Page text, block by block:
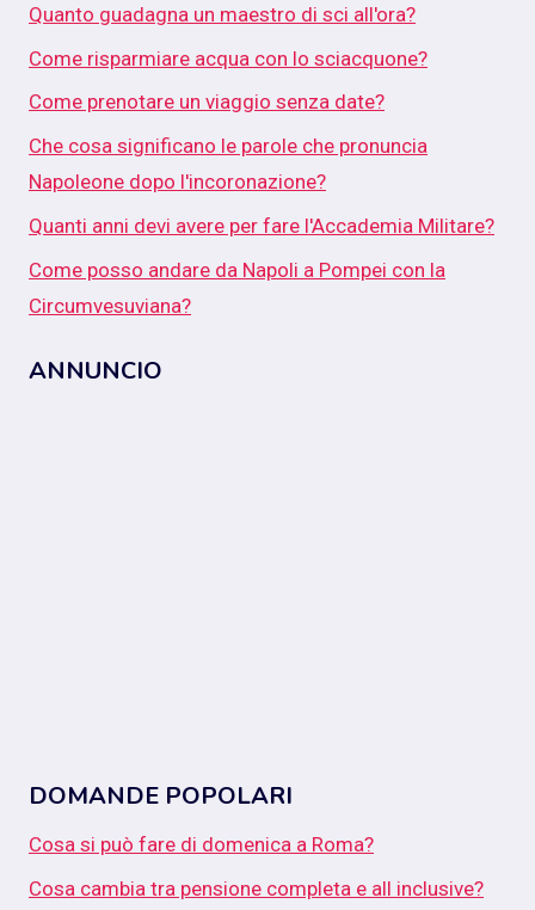
Quanto guadagna un maestro di sci all'ora?
Come risparmiare acqua con lo sciacquone?
Come prenotare un viaggio senza date?
Che cosa significano le parole che pronuncia
Napoleone dopo l'incoronazione?
Quanti anni devi avere per fare l'Accademia Militare?
Come posso andare da Napoli a Pompei con la
Circumvesuviana?
ANNUNCIO
DOMANDE POPOLARI
Cosa si può fare di domenica a Roma?
Cosa cambia tra pensione completa e all inclusive?